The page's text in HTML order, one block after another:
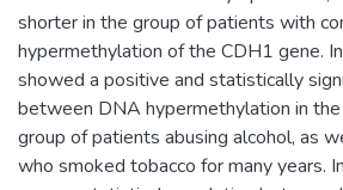
shorter in the group of patients with
hypermethylation of the CDH1 gene.
showed a positive and statistically
between DNA hypermethylation in
group of patients abusing alcohol, as
who smoked tobacco for many years.